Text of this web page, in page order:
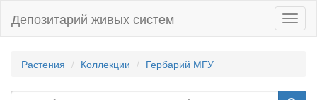
Депозитарий живых систем
Растения Коллекции Гербарий МГУ